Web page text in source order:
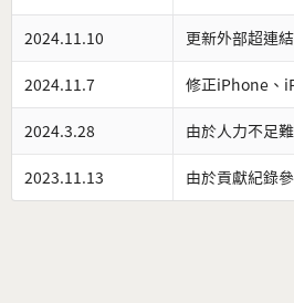
2024.11.10 更新外部超連
2024.11.7 修正iPhone、
2024.3.28 由於人力不足
2023.11.13 由於貢獻紀錄